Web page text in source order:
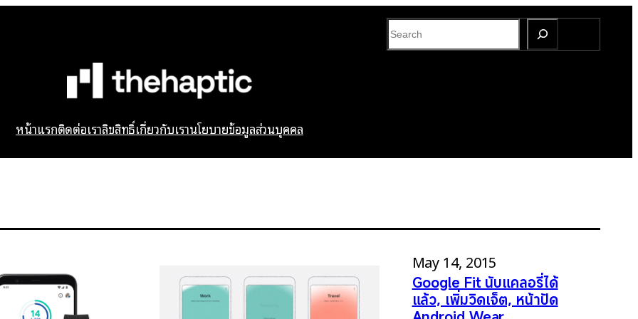
S
e
หน้าแรกติดต่อเราลิขสิทธิ์เกี่ยวกับเรานโยบายข้อมูลส่วนบุคคล
May 14, 2015
Google Fit นับแคลอรี่ได้
แล้ว, เพิ่มวิดเจ็ต, หน้าปัด